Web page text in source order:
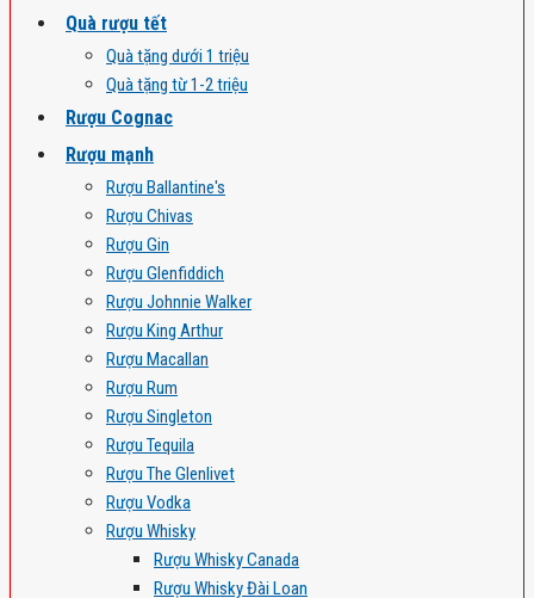
Quà rượu tết
Quà tặng dưới 1 triệu
Quà tặng từ 1-2 triệu
Rượu Cognac
Rượu mạnh
Rượu Ballantine's
Rượu Chivas
Rượu Gin
Rượu Glenfiddich
Rượu Johnnie Walker
Rượu King Arthur
Rượu Macallan
Rượu Rum
Rượu Singleton
Rượu Tequila
Rượu The Glenlivet
Rượu Vodka
Rượu Whisky
Rượu Whisky Canada
Rượu Whisky Đài Loan